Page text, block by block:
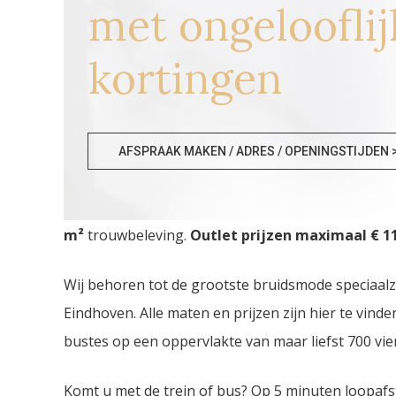
met
kortingen
AFSPRAAK MAKEN / ADRES / OPENINGSTIJDEN
Trouwkledij Outlet
m²trouwbeleving. Outlet prijzen maximaal €
Wij behoren tot de grootste bruidsmode
Eindhoven. Alle maten en prijzen zijn hier te
bustes op een oppervlakte van maar liefst 700
Komt u met de trein of bus? Op 5 minuten